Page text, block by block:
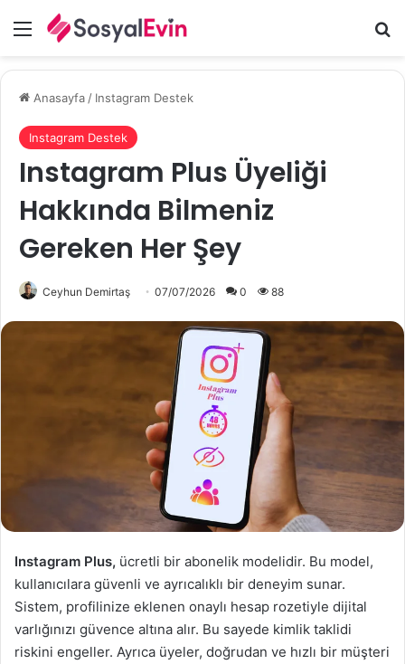
Menü
Anasayfa / Instagram Destek
Instagram Destek
Instagram Plus Üyeliği
Hakkında Bilmeniz
Gereken Her Şey
Ceyhun Demirtaş 07/07/2026 0 88
Instagram Plus, ücretli bir abonelik modelidir. Bu model,
kullanıcılara güvenli ve ayrıcalıklı bir deneyim sunar.
Sistem, profilinize eklenen onaylı hesap rozetiyle dijital
varlığınızı güvence altına alır. Bu sayede kimlik taklidi
riskini engeller. Ayrıca üyeler, doğrudan ve hızlı bir müşteri